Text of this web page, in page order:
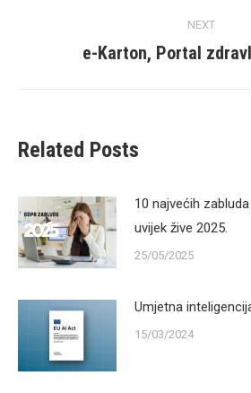
NEXT
Next
e-Karton, Portal
Related Posts
10 najvećih
uvijek žive 2025.
25/05/2025
Umjetna
15/03/2024